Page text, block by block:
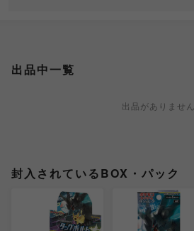
出品中一覧
出品がありません
封入されているBOX・パック